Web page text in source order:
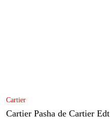
Cartier
Cartier Pasha de Cartier Edt